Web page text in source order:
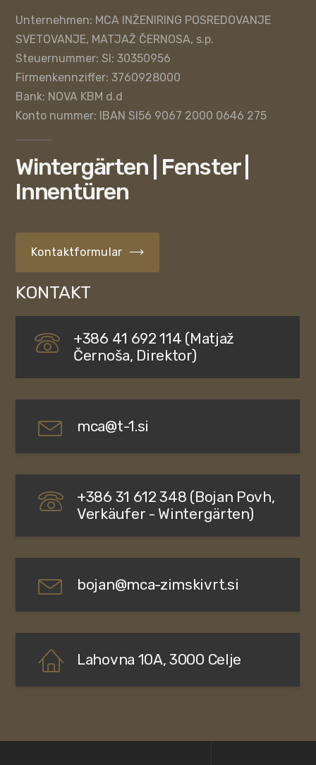
Unternehmen: MCA INŽENIRING POSREDOVANJE
SVETOVANJE, MATJAŽ ČERNOSA, s.p.
Steuernummer: SI: 30350956
Firmenkennziffer: 3760928000
Bank: NOVA KBM d.d
Konto nummer: IBAN SI56 9067 2000 0646 275
Wintergärten | Fenster |
Innentüren
Kontaktformular
KONTAKT
+386 41 692 114 (Matjaž
Černoša, Direktor)
mca@t-1.si
+386 31 612 348 (Bojan Povh,
Verkäufer - Wintergärten)
bojan@mca-zimskivrt.si
Lahovna 10A, 3000 Celje